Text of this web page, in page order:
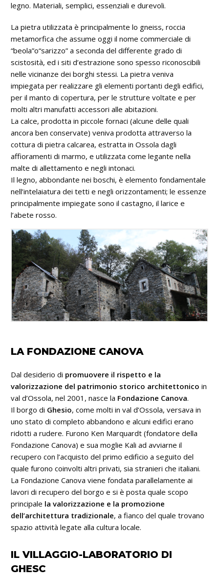
legno. Materiali, semplici, essenziali e durevoli.
La pietra utilizzata è principalmente lo gneiss, roccia
metamorfica che assume oggi il nome commerciale di
“beola”o“sarizzo” a seconda del differente grado di
scistosità, ed i siti d’estrazione sono spesso riconoscibili
nelle vicinanze dei borghi stessi. La pietra veniva
impiegata per realizzare gli elementi portanti degli edifici,
per il manto di copertura, per le strutture voltate e per
molti altri manufatti accessori alle abitazioni.
La calce, prodotta in piccole fornaci (alcune delle quali
ancora ben conservate) veniva prodotta attraverso la
cottura di pietra calcarea, estratta in Ossola dagli
affioramenti di marmo, e utilizzata come legante nella
malte di allettamento e negli intonaci.
Il legno, abbondante nei boschi, è elemento fondamentale
nell’intelaiatura dei tetti e negli orizzontamenti; le essenze
principalmente impiegate sono il castagno, il larice e
l’abete rosso.
LA FONDAZIONE CANOVA
Dal desiderio di promuovere il rispetto e la
valorizzazione del patrimonio storico architettonico in
val d’Ossola, nel 2001, nasce la Fondazione Canova.
Il borgo di Ghesio, come molti in val d’Ossola, versava in
uno stato di completo abbandono e alcuni edifici erano
ridotti a rudere. Furono Ken Marquardt (fondatore della
Fondazione Canova) e sua moglie Kali ad avviarne il
recupero con l’acquisto del primo edificio a seguito del
quale furono coinvolti altri privati, sia stranieri che italiani.
La Fondazione Canova viene fondata parallelamente ai
lavori di recupero del borgo e si è posta quale scopo
principale la valorizzazione e la promozione
dell’architettura tradizionale, a fianco del quale trovano
spazio attività legate alla cultura locale.
IL VILLAGGIO-LABORATORIO DI
GHESC